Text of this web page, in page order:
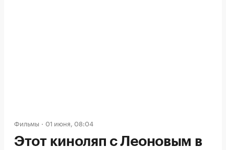
Фильмы 01 июня, 08:04
Этот киноляп с Леоновым в